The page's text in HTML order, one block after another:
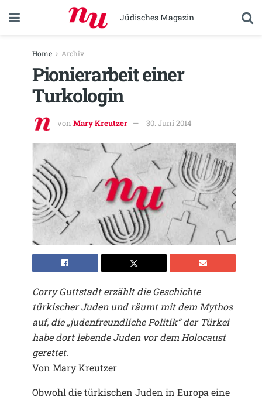
Jüdisches Magazin
Home Archiv
Pionierarbeit einer
Turkologin
von Mary Kreutzer 30. Juni 2014
Corry Guttstadt erzählt die Geschichte
türkischer Juden und räumt mit dem Mythos
auf, die „judenfreundliche Politik“ der Türkei
habe dort lebende Juden vor dem Holocaust
gerettet.
Von Mary Kreutzer
Obwohl die türkischen Juden in Europa eine